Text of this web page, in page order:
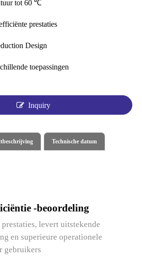
tot 60 ℃
prestaties
Design
toepassingen
Inquiry
Technische datum
-beoordeling
levert uitstekende
en superieure operationele
gebruikers